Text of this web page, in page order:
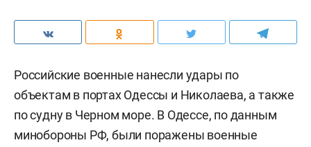
Российские военные нанесли удары по
объектам в портах Одессы и Николаева, а также
по судну в Черном море. В Одессе, по данным
минобороны РФ, были поражены военные